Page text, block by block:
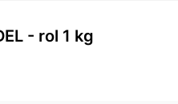
- rol 1 kg